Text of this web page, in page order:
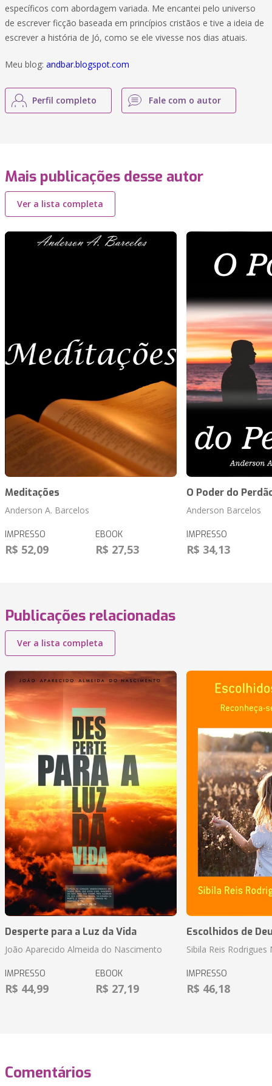
específicos com abordagem variada. Me encantei pelo universo
de escrever ficção baseada em princípios cristãos e tive a ideia de
escrever a história de Jó, como se ele vivesse nos dias atuais.
Meu blog: andbar.blogspot.com
Perfil completo Fale com o autor
Mais publicações desse autor
Ver a lista completa
Meditações
Anderson A. Barcelos
IMPRESSO
R$ 52,09
EBOOK
R$ 27,53
O Poder do
Anderson Barcelos
IMPRESSO
R$ 34,13
Publicações relacionadas
Ver a lista completa
Desperte para a Luz da Vida
João Aparecido Almeida do Nascimento
IMPRESSO
R$ 44,99
EBOOK
R$ 27,19
Escolhidos de
Sibila Reis
IMPRESSO
R$ 46,18
Comentários